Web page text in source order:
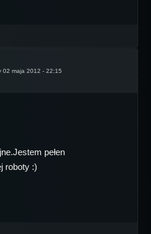
02 maja 2012 - 22:15
pełen
roboty :)